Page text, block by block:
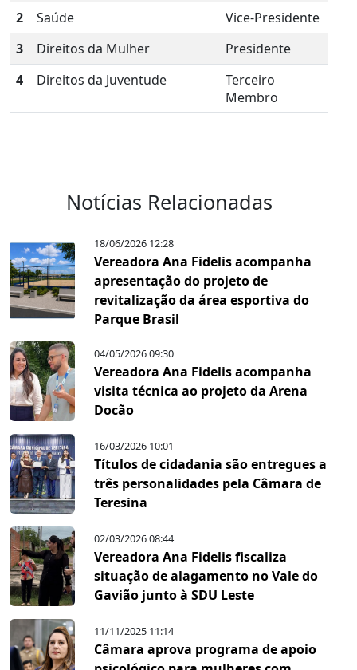
2 Saúde
Vice-Presidente
3
Direitos da Mulher
Presidente
4
Direitos da Juventude
Terceiro
Membro
Notícias Relacionadas
18/06/2026 12:28
Vereadora Ana Fidelis acompanha
apresentação do projeto de
revitalização da área esportiva do
Parque Brasil
04/05/2026 09:30
Vereadora Ana Fidelis acompanha
visita técnica ao projeto da Arena
Docão
16/03/2026 10:01
Títulos de cidadania são entregues a
três personalidades pela Câmara de
Teresina
02/03/2026 08:44
Vereadora Ana Fidelis fiscaliza
situação de alagamento no Vale do
Gavião junto à SDU Leste
11/11/2025 11:14
Câmara aprova programa de apoio